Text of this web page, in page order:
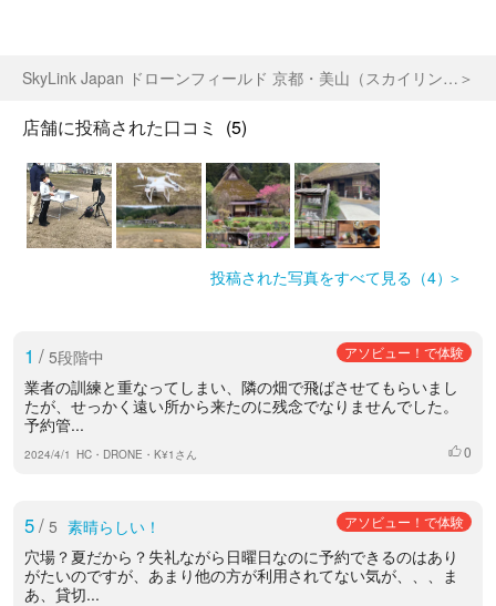
SkyLink Japan ドローンフィールド 京都・美山（スカイリンクジャパン）
店舗に投稿された口コミ (5)
投稿された写真をすべて見る（4）
1 / 5段階中 アソビュー！で体験
業者の訓練と重なってしまい、隣の畑で飛ばさせてもらいまし
たが、せっかく遠い所から来たのに残念でなりませんでした。
予約管...
2024/4/1 HC・DRONE・K¥1さん いいね
0
5/ 5 素晴らしい！ アソビュー！で体験
穴場？夏だから？失礼ながら日曜日なのに予約できるのはあり
がたいのですが、あまり他の方が利用されてない気が、、、ま
あ、貸切...